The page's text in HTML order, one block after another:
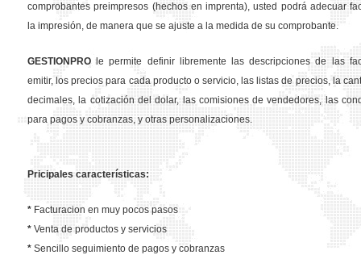
comprobantes preimpresos (hechos en imprenta), usted podrá adecuar
la impresión, de manera que se ajuste a la medida de su comprobante.
GESTION PRO le permite definir libremente las descripciones de las
emitir, los precios para cada producto o servicio, las listas de precios, la
decimales, la cotización del dolar, las comisiones de vendedores, las
para pagos y cobranzas, y otras personalizaciones.
Pricipales características:
* Facturacion en muy pocos pasos
* Venta de productos y servicios
* Sencillo seguimiento de pagos y cobranzas